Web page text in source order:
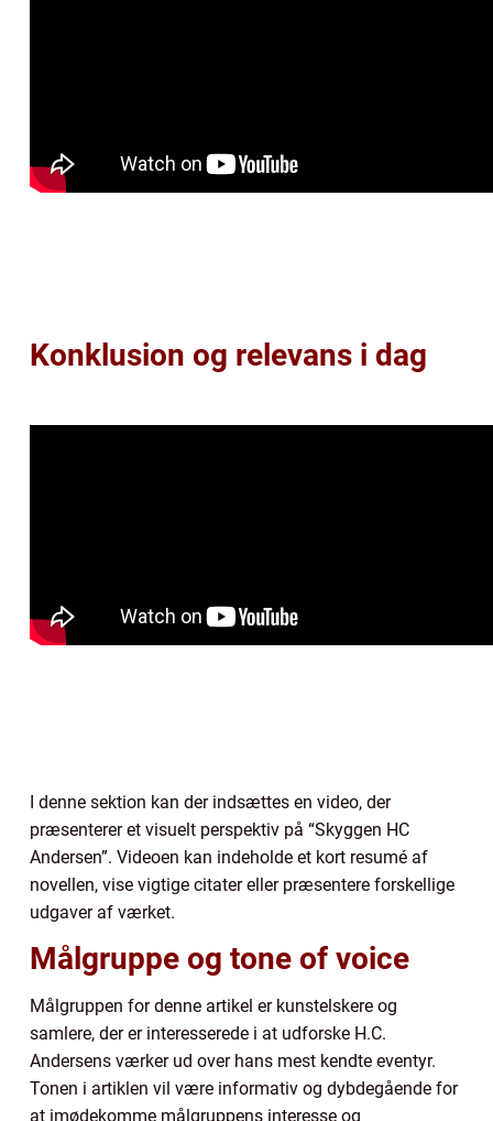
Konklusion og relevans i dag
I denne sektion kan der indsættes en video, der
præsenterer et visuelt perspektiv på “Skyggen HC
Andersen”. Videoen kan indeholde et kort resumé af
novellen, vise vigtige citater eller præsentere forskellige
udgaver af værket.
Målgruppe og tone of voice
Målgruppen for denne artikel er kunstelskere og
samlere, der er interesserede i at udforske H.C.
Andersens værker ud over hans mest kendte eventyr.
Tonen i artiklen vil være informativ og dybdegående for
at imødekomme målgruppens interesse og